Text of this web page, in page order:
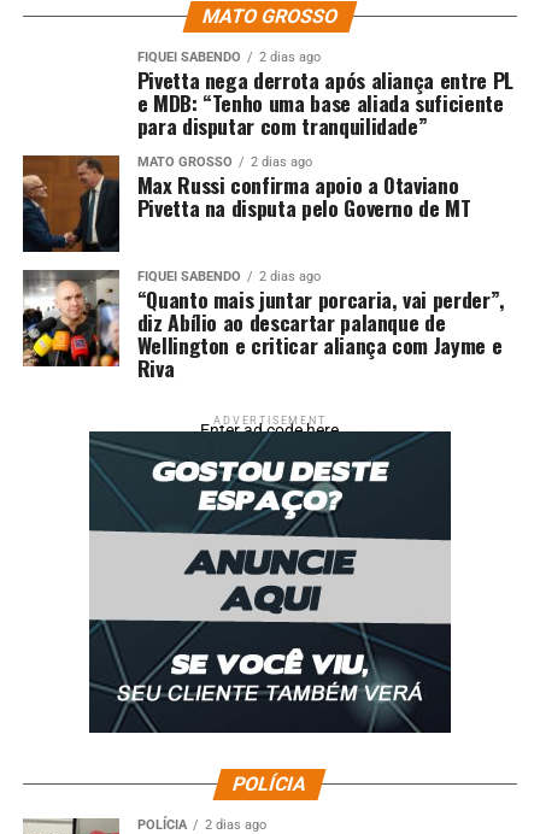
DON'T MISS
Salas de aulas de Cuiabá serão monitoradas por
câmeras para prevenir ocorrências de bullying
MATO GROSSO
FIQUEI SABENDO 2 dias ago
Pivetta nega derrota após aliança entre PL
e MDB: “Tenho uma base aliada suficiente
para disputar com tranquilidade”
MATO GROSSO 2 dias ago
Max Russi confirma apoio a Otaviano
Pivetta na disputa pelo Governo de MT
FIQUEI SABENDO 2 dias ago
“Quanto mais juntar porcaria, vai perder”,
diz Abílio ao descartar palanque de
Wellington e criticar aliança com Jayme e
Riva
ADVERTISEMENT
Enter ad code here
POLÍCIA
POLÍCIA 2 dias ago